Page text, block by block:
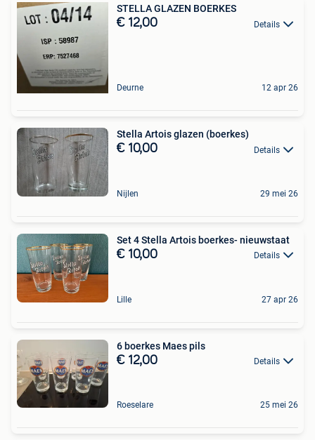
STELLA GLAZEN BOERKES
€ 12,00 Details
Deurne 12 apr 26
Stella Artois glazen (boerkes)
€ 10,00 Details
Nijlen 29 mei 26
Set 4 Stella Artois boerkes- nieuwstaat
€ 10,00 Details
Lille 27 apr 26
6 boerkes Maes pils
€ 12,00 Details
Roeselare 25 mei 26